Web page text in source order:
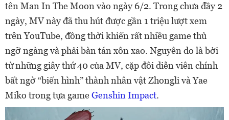
tên Man In The Moon vào ngày 6/2. Trong chưa đầy 2
ngày, MV này đã thu hút được gần 1 triệu lượt xem
trên YouTube, đồng thời khiến rất nhiều game thủ
ngỡ ngàng và phải bàn tán xôn xao. Nguyên do là bởi
từ những giây thứ 40 của MV, cặp đôi diễn viên chính
bất ngờ “biến hình” thành nhân vật Zhongli và Yae
Miko trong tựa gameGenshin Impact.